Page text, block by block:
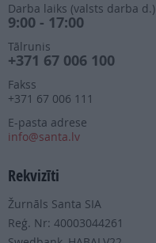
Darba laiks (valsts darba d.)
9:00 - 17:00
Tālrunis
+371 67 006 100
Fakss
+371 67 006 111
E-pasta adrese
info@santa.lv
Rekvizīti
Žurnāls Santa SIA
Reģ. Nr: 40003044261